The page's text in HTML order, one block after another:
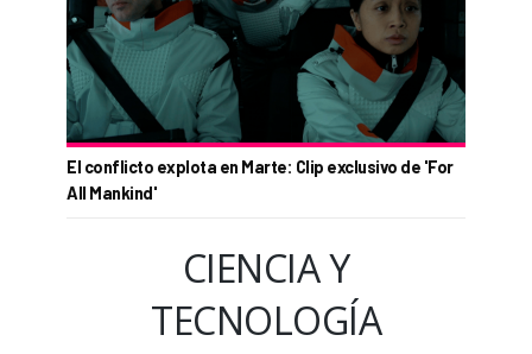
El conflicto explota en Marte: Clip exclusivo de 'For
All Mankind'
CIENCIA Y
TECNOLOGÍA